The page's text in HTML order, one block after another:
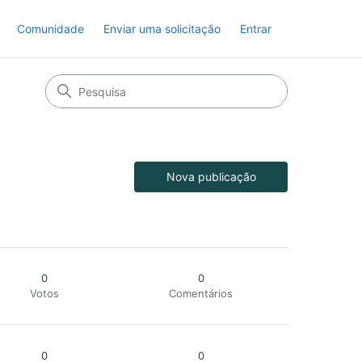
Comunidade Enviar uma solicitação Entrar
Nova publicação
0
Votos
0
Comentários
0
0